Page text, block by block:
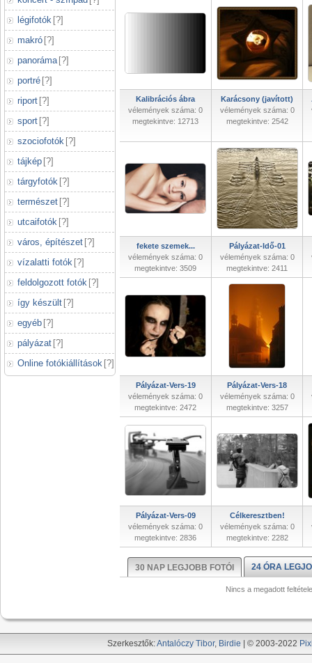
légifotók [?]
makró [?]
panoráma [?]
portré [?]
riport [?]
sport [?]
szociofotók [?]
tájkép [?]
tárgyfotók [?]
természet [?]
utcaifotók [?]
város, építészet [?]
vízalatti fotók [?]
feldolgozott fotók [?]
így készült [?]
egyéb [?]
pályázat [?]
Online fotókiállítások [?]
Kalibrációs ábra
vélemények száma: 0
megtekintve: 12713
Karácsony (javított)
vélemények száma: 0
megtekintve: 2542
fekete szemek...
vélemények száma: 0
megtekintve: 3509
Pályázat-Idő-01
vélemények száma: 0
megtekintve: 2411
Pályázat-Vers-19
vélemények száma: 0
megtekintve: 2472
Pályázat-Vers-18
vélemények száma: 0
megtekintve: 3257
Pályázat-Vers-09
vélemények száma: 0
megtekintve: 2836
Célkeresztben!
vélemények száma: 0
megtekintve: 2282
30 NAP LEGJOBB FOTÓI 24 ÓRA
Nincs a megadott
Szerkesztők:Antalóczy Tibor, Birdie | © 2003-2022